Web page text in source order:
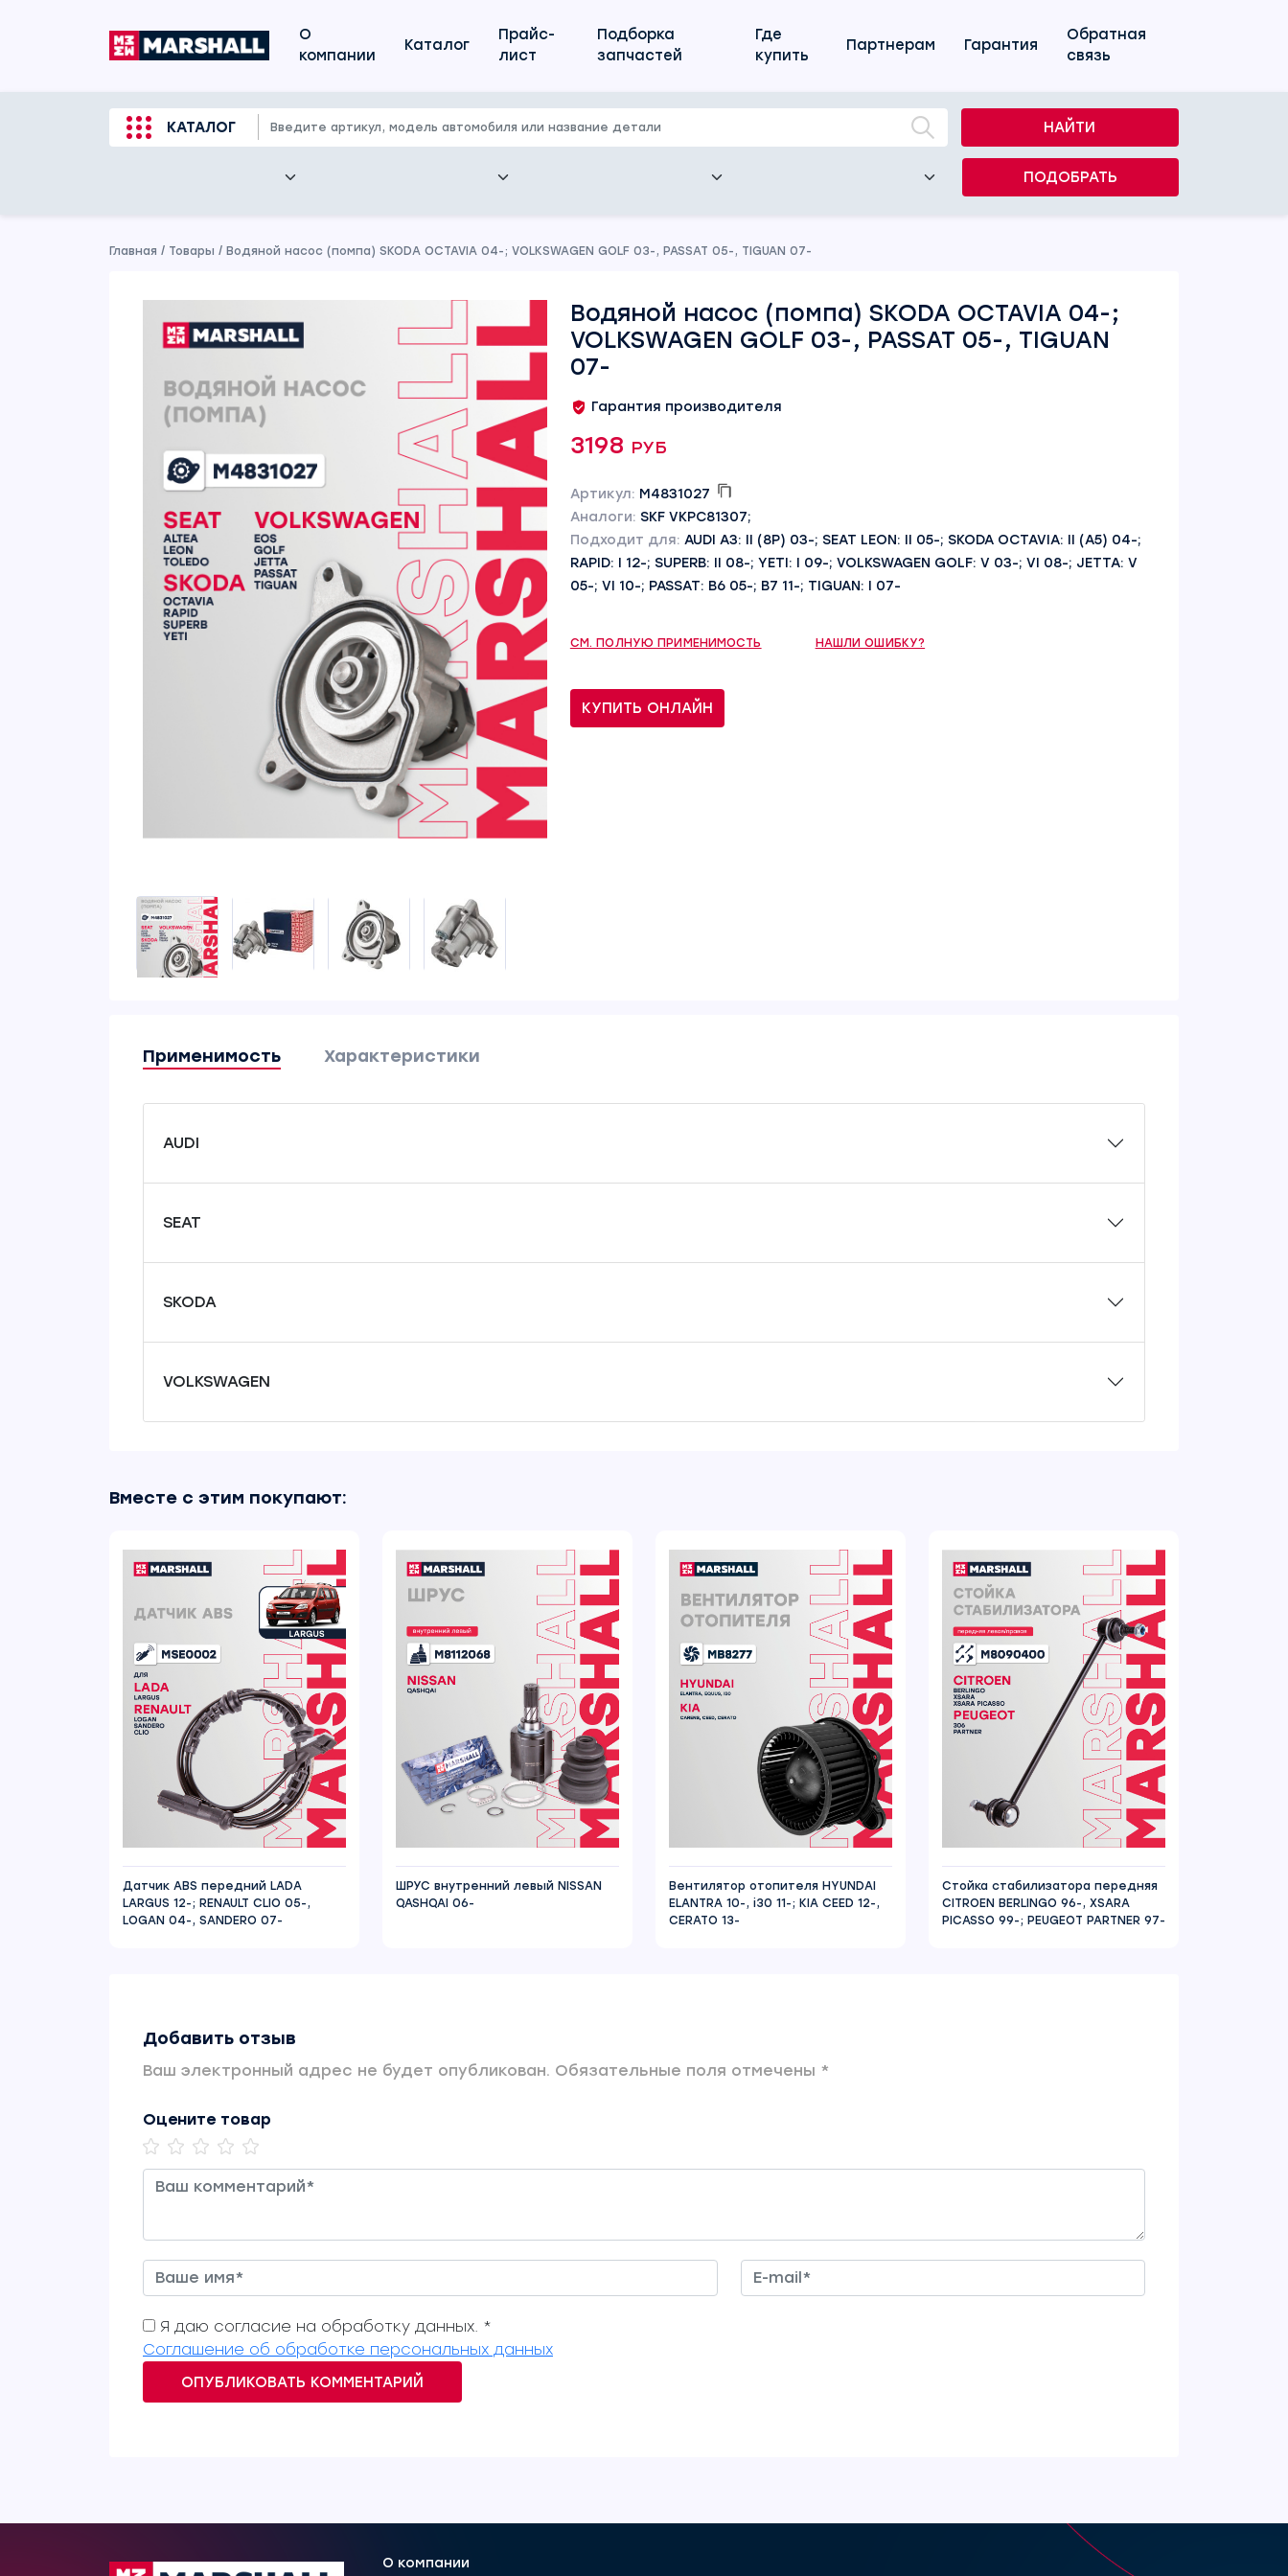
О
компании
Каталог
Прайс-
лист
Подборка
запчастей
Где
купить
Партнерам Гарантия
Обратная
связь
КАТАЛОГ НАЙТИ
ПОДОБРАТЬ
Главная / Товары / Водяной насос (помпа) SKODA OCTAVIA 04-; VOLKSWAGEN GOLF 03-, PASSAT 05-, TIGUAN 07-
Водяной насос (помпа) SKODA OCTAVIA 04-;
VOLKSWAGEN GOLF 03-, PASSAT 05-, TIGUAN
07-
Гарантия производителя
3198 руб
Артикул: M4831027
Аналоги: SKF VKPC81307;
Подходит для: AUDI A3: II (8P) 03-; SEAT LEON: II 05-; SKODA OCTAVIA: II (A5) 04-;
RAPID: I 12-; SUPERB: II 08-; YETI: I 09-; VOLKSWAGEN GOLF: V 03-; VI 08-; JETTA: V
05-; VI 10-; PASSAT: B6 05-; B7 11-; TIGUAN: I 07-
СМ. ПОЛНУЮ ПРИМЕНИМОСТЬ НАШЛИ ОШИБКУ?
КУПИТЬ ОНЛАЙН
Применимость Характеристики
AUDI
SEAT
SKODA
VOLKSWAGEN
Вместе с этим покупают:
Датчик ABS передний LADA
LARGUS 12-; RENAULT CLIO 05-,
LOGAN 04-, SANDERO 07-
ШРУС внутренний левый NISSAN
QASHQAI 06-
Вентилятор отопителя HYUNDAI
ELANTRA 10-, i30 11-; KIA CEED 12-,
CERATO 13-
Стойка стабилизатора передняя
CITROEN BERLINGO 96-, XSARA
PICASSO 99-; PEUGEOT PARTNER 97-
Добавить отзыв
Ваш электронный адрес не будет опубликован. Обязательные поля отмечены *
Оцените товар
Я даю согласие на обработку данных. *
Соглашение об обработке персональных данных
ОПУБЛИКОВАТЬ КОММЕНТАРИЙ
О компании